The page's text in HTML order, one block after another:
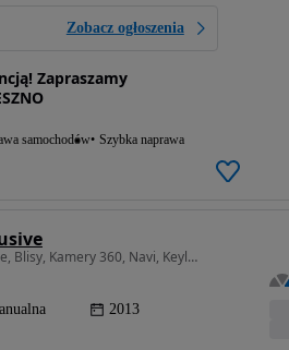
Zobacz ogłoszenia
Zapraszamy
samochodów Szybka naprawa
1598 cm3 • 156 KM • 1.6T Benz 156KM, 7-osob, Masaze, Blisy, Kamery 360, Navi, Keyless Go,
2013